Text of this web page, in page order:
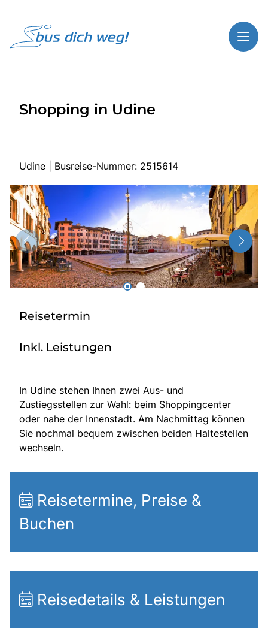
Highlights
Start
Busreisen
Bus mieten
Gutscheinshop
Über bus dich weg!
Sie befinden sich in:
Heimatland ändern:
Deutschland
Shopping in Udine
Udine | Busreise-Nummer: 2515614
Reisetermin
Inkl. Leistungen
In Udine stehen Ihnen zwei Aus- und
Zustiegsstellen zur Wahl: beim Shoppingcenter
oder nahe der Innenstadt. Am Nachmittag können
Sie nochmal bequem zwischen beiden Haltestellen
wechseln.
Reisetermine, Preise &
Buchen
Reisedetails & Leistungen